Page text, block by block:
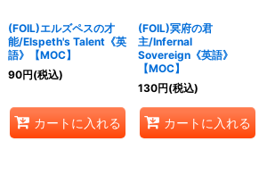
(FOIL)エルズペスの才
能/Elspeth's Talent《英
語》【MOC】
90円(税込)
カートに入れる
(FOIL)冥府の君
主/Infernal
Sovereign《英語》
【MOC】
130円(税込)
カートに入れる